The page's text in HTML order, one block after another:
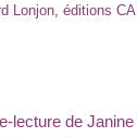
Lonjon, éditions
lecture de